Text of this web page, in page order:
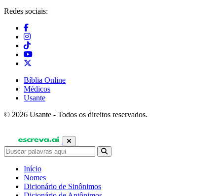
Redes sociais:
Bíblia Online
Médicos
Usante
© 2026 Usante - Todos os direitos reservados.
Início
Nomes
Dicionário de Sinônimos